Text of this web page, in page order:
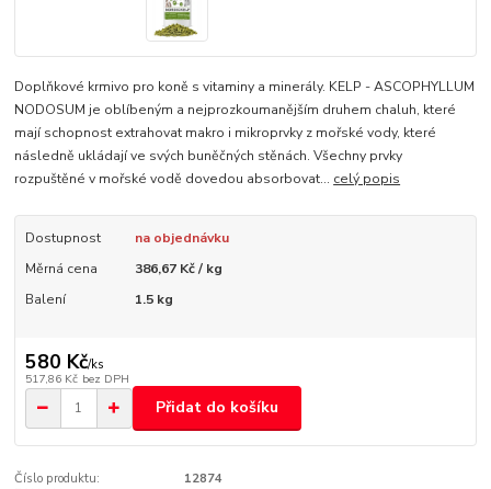
Doplňkové krmivo pro koně s vitaminy a minerály. KELP - ASCOPHYLLUM
NODOSUM je oblíbeným a nejprozkoumanějším druhem chaluh, které
mají schopnost extrahovat makro i mikroprvky z mořské vody, které
následně ukládají ve svých buněčných stěnách. Všechny prvky
rozpuštěné v mořské vodě dovedou absorbovat... celý popis
Dostupnost
na objednávku
Měrná cena
386,67 Kč / kg
Balení
1.5 kg
580 Kč/ks
517,86 Kč bez DPH
Přidat do košíku
Číslo produktu:
12874